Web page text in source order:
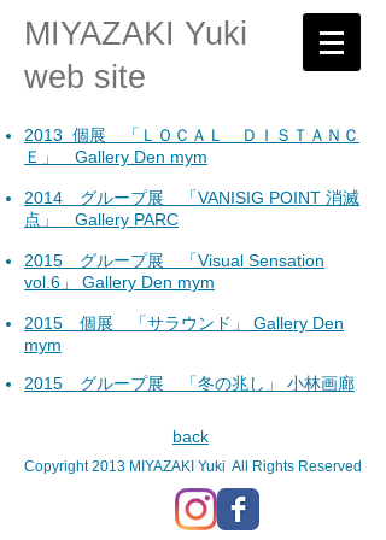
MIYAZAKI Yuki
web site
2013 個展 「ＬＯＣＡＬ ＤＩＳＴＡＮＣ
Ｅ」 Gallery Den mym
2014 グループ展 「VANISIG POINT 消滅
点」 Gallery PARC
2015 グループ展 「Visual Sensation
vol.6」 Gallery Den mym
2015 個展 「サラウンド」 Gallery Den
mym
2015 グループ展 「冬の兆し」 小林画廊
back
Copyright 2013 MIYAZAKI Yuki All Rights Reserved